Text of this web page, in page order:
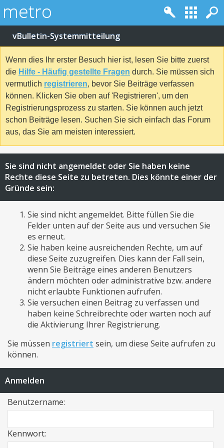
vBulletin-Systemmitteilung
Wenn dies Ihr erster Besuch hier ist, lesen Sie bitte zuerst
die Hilfe - Häufig gestellte Fragen durch. Sie müssen sich
vermutlich registrieren, bevor Sie Beiträge verfassen
können. Klicken Sie oben auf 'Registrieren', um den
Registrierungsprozess zu starten. Sie können auch jetzt
schon Beiträge lesen. Suchen Sie sich einfach das Forum
aus, das Sie am meisten interessiert.
Sie sind nicht angemeldet oder Sie haben keine
Rechte diese Seite zu betreten. Dies könnte einer der
Gründe sein:
Sie sind nicht angemeldet. Bitte füllen Sie die
Felder unten auf der Seite aus und versuchen Sie
es erneut.
Sie haben keine ausreichenden Rechte, um auf
diese Seite zuzugreifen. Dies kann der Fall sein,
wenn Sie Beiträge eines anderen Benutzers
ändern möchten oder administrative bzw. andere
nicht erlaubte Funktionen aufrufen.
Sie versuchen einen Beitrag zu verfassen und
haben keine Schreibrechte oder warten noch auf
die Aktivierung Ihrer Registrierung.
Sie müssen registriert sein, um diese Seite aufrufen zu
können.
Anmelden
Benutzername:
Kennwort: